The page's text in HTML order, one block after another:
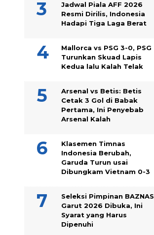
Jadwal Piala AFF 2026
Resmi Dirilis, Indonesia
Hadapi Tiga Laga Berat
Mallorca vs PSG 3-0, PSG
Turunkan Skuad Lapis
Kedua lalu Kalah Telak
Arsenal vs Betis: Betis
Cetak 3 Gol di Babak
Pertama, Ini Penyebab
Arsenal Kalah
Klasemen Timnas
Indonesia Berubah,
Garuda Turun usai
Dibungkam Vietnam 0-3
Seleksi Pimpinan BAZNAS
Garut 2026 Dibuka, Ini
Syarat yang Harus
Dipenuhi